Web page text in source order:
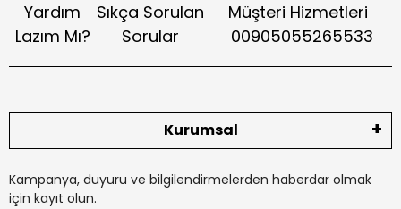
Yardım
Lazım Mı?
Sıkça Sorulan
Sorular
Müşteri Hizmetleri
00905055265533
Kurumsal
Kampanya, duyuru ve bilgilendirmelerden haberdar olmak
için kayıt olun.